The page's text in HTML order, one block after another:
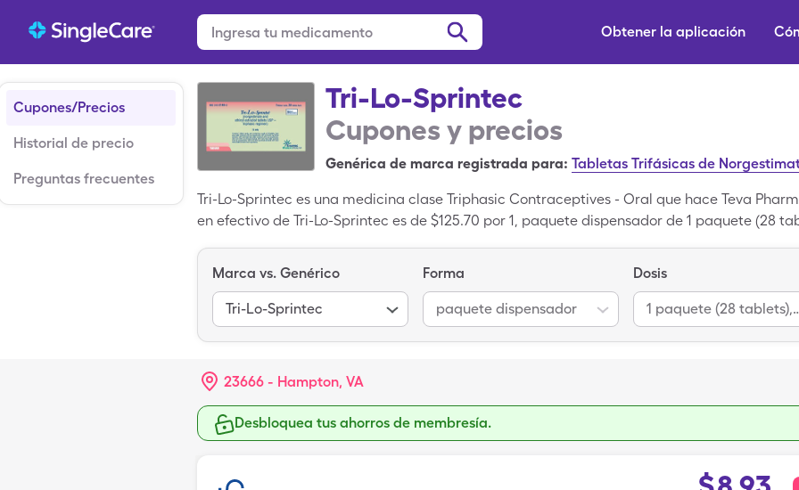
Obtener la aplicación
Cupones/Precios
Historial de precio
Preguntas frecuentes
Tri-Lo-Sprintec
Cupones y precios
Genérica de marca registrada para: Tabletas Trifásicas de
Tri-Lo-Sprintec es una medicina clase Triphasic Contraceptives - Oral que hace Teva
en efectivo de Tri-Lo-Sprintec es de $125.70 por 1, paquete dispensador de 1 paquete (28
mcg de la versión genérica de Tri-Lo-Sprintec con tu una tarjeta de descuento para
versión genérica de Tri-Lo-Sprintec.
Marca vs. Genérico
Tri-Lo-Sprintec
Forma
paquete dispensador
Dosis
1 paquete (28
23666 - Hampton, VA
Desbloquea tus ahorros de membresía.